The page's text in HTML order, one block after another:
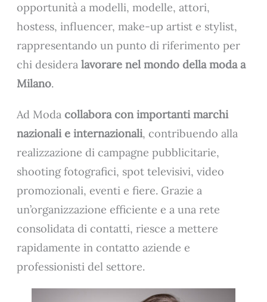
opportunità a modelli, modelle, attori,
hostess, influencer, make-up artist e stylist,
rappresentando un punto di riferimento per
chi desideralavorare nel mondo della moda a
Milano.
Ad Modacollabora con importanti marchi
nazionali e internazionali, contribuendo alla
realizzazione di campagne pubblicitarie,
shooting fotografici, spot televisivi, video
promozionali, eventi e fiere. Grazie a
un’organizzazione efficiente e a una rete
consolidata di contatti, riesce a mettere
rapidamente in contatto aziende e
professionisti del settore.